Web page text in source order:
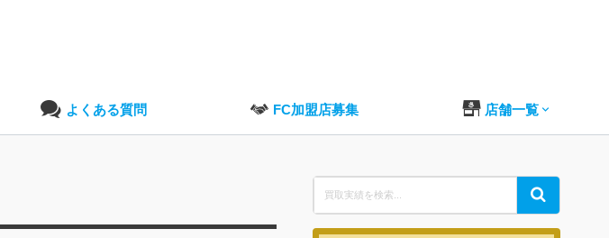
よくある質問 FC加盟店募集 店舗一覧
Search
for:
Search